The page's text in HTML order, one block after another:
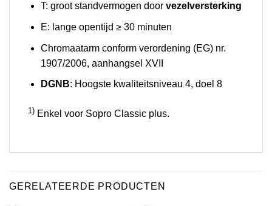
T: groot standvermogen door vezelversterking
E: lange opentijd ≥ 30 minuten
Chromaatarm conform verordening (EG) nr.
1907/2006, aanhangsel XVII
DGNB: Hoogste kwaliteitsniveau 4, doel 8
1) Enkel voor Sopro Classic plus.
GERELATEERDE PRODUCTEN